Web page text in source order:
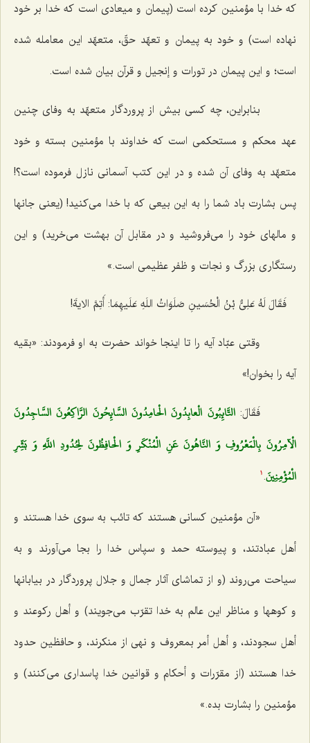
كه خدا با مؤمنین كرده است (پیمان و میعادى است كه خدا بر خود
نهاده است) و خود به پیمان و تعهّد حقّ، متعهّد این معامله شده
است؛ و این پیمان در تورات و إنجیل و قرآن بیان شده است.
بنابراین، چه كسى بیش از پروردگار متعهّد به وفاى چنین
عهد محكم و مستحكمى است كه خداوند با مؤمنین بسته و خود
متعهّد به وفاى آن شده و در این كتب آسمانى نازل فرموده است؟!
پس بشارت باد شما را به این بیعى كه با خدا مى‌كنید! (یعنى جانها
و مالهاى خود را مى‌فروشید و در مقابل آن بهشت مى‌خرید) و این
رستگارى بزرگ و نجات و ظفر عظیمى است.»
فَقَالَ لَهُ عَلِىٌّ بْنُ الْحُسَینِ صَلَوَاتُ اللَهِ عَلَیهِمَا: أَتِمَّ الایةَ!
وقتى عبّاد آیه را تا اینجا خواند حضرت به او فرمودند: «بقیه
آیه را بخوان!»
فَقَالَ:التَّائِبُونَ الْعابِدُونَ الْحامِدُونَ السَّائِحُونَ الرَّاكِعُونَ السَّاجِدُونَ
الْآمِرُونَ بِالْمَعْرُوفِ وَ النَّاهُونَ عَنِ الْمُنْكَرِ وَ الْحافِظُونَ لِحُدُودِ اللَّهِ وَ بَشِّرِ
الْمُؤْمِنِينَ‌.
1
«آن مؤمنین كسانى هستند كه تائب به سوى خدا هستند و
أهل عبادتند، و پیوسته حمد و سپاس خدا را بجا مى‌آورند و به
سیاحت مى‌روند (و از تماشاى آثار جمال و جلال پروردگار در بیابانها
و كوهها و مناظر این عالم به خدا تقرّب مى‌جویند) و أهل ركوعند و
أهل سجودند، و أهل أمر بمعروف و نهى از منكرند، و حافظین حدود
خدا هستند (از مقرّرات و أحكام و قوانین خدا پاسدارى مى‌كنند) و
مؤمنین را بشارت بده.»